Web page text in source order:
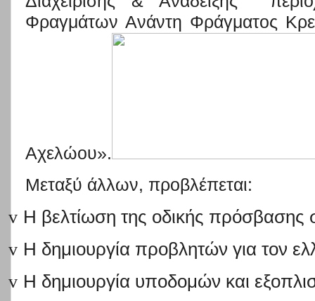
Φραγμάτων Ανάντη Φράγματος
Αχελώου».
Μεταξύ άλλων, προβλέπεται:
v Η βελτίωση της οδικής
v Η δημιουργία προβλητών για τον
v Η δημιουργία υποδομών και